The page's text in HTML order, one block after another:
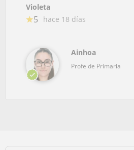
Violeta
5 hace 18 días
Ainhoa
Profe de Primaria